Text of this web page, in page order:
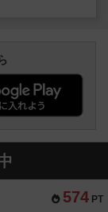
574 PT